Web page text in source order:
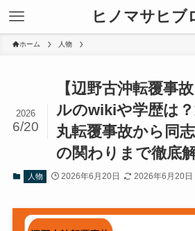
ヒノマサヒブ
ホーム 人物
【辺野古沖転覆事
ルのwikiや学歴は
丸転覆事故から同
の関わりまで徹底
2026
6/20
人物 2026年6月20日 2026年6月20日